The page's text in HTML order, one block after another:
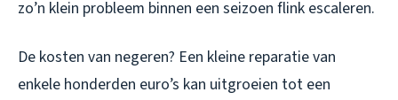
zo’n klein probleem binnen een seizoen flink escaleren.
De kosten van negeren? Een kleine reparatie van
enkele honderden euro’s kan uitgroeien tot een